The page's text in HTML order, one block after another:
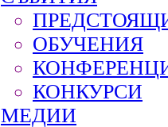
ОБУЧЕНИЯ
КОНКУРСИ
МЕДИИ